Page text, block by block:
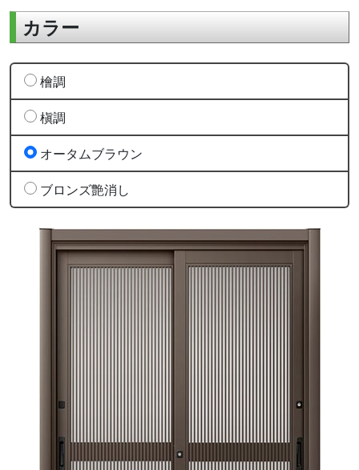
カラー
檜調
槇調
オータムブラウン
ブロンズ艶消し